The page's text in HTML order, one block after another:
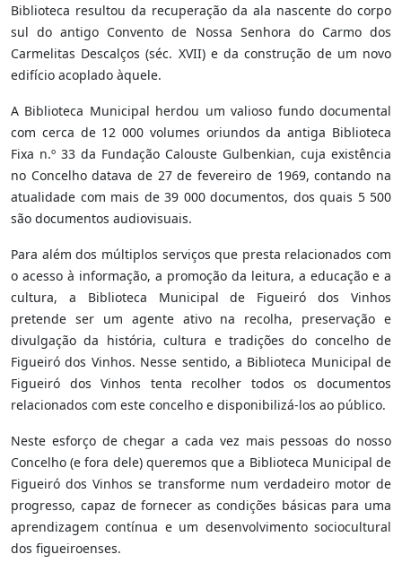
Biblioteca resultou da recuperação da ala nascente do corpo
sul do antigo Convento de Nossa Senhora do Carmo dos
Carmelitas Descalços (séc. XVII) e da construção de um novo
edifício acoplado àquele.
A Biblioteca Municipal herdou um valioso fundo documental
com cerca de 12 000 volumes oriundos da antiga Biblioteca
Fixa n.º 33 da Fundação Calouste Gulbenkian, cuja existência
no Concelho datava de 27 de fevereiro de 1969, contando na
atualidade com mais de 39 000 documentos, dos quais 5 500
são documentos audiovisuais.
Para além dos múltiplos serviços que presta relacionados com
o acesso à informação, a promoção da leitura, a educação e a
cultura, a Biblioteca Municipal de Figueiró dos Vinhos
pretende ser um agente ativo na recolha, preservação e
divulgação da história, cultura e tradições do concelho de
Figueiró dos Vinhos. Nesse sentido, a Biblioteca Municipal de
Figueiró dos Vinhos tenta recolher todos os documentos
relacionados com este concelho e disponibilizá-los ao público.
Neste esforço de chegar a cada vez mais pessoas do nosso
Concelho (e fora dele) queremos que a Biblioteca Municipal de
Figueiró dos Vinhos se transforme num verdadeiro motor de
progresso, capaz de fornecer as condições básicas para uma
aprendizagem contínua e um desenvolvimento sociocultural
dos figueiroenses.